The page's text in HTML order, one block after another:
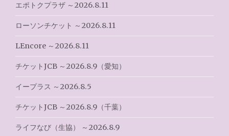
ョ
ン
エポトクプラザ ～2026.8.11
ローソンチケット ～2026.8.11
LEncore ～2026.8.11
チケットJCB ～2026.8.9（愛知）
イープラス ～2026.8.5
チケットJCB ～2026.8.9（千葉）
ライフなび（生協） ～2026.8.9